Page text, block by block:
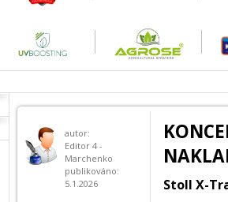
autor:
Editor 4 -
Marchenko
publikováno:
5.1.2026
Stoll X-